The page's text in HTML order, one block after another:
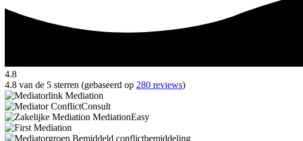
4.8
4.8 van de 5 sterren (gebaseerd op 280 reviews)